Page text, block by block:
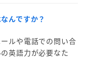
んですか？
ルや電話での問い合
英語力が必要なた